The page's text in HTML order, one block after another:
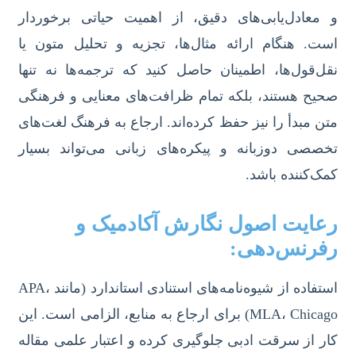
و معادل‌یابی‌های دقیق، از اهمیت حیاتی برخوردار
است. هنگام ارائه مثال‌ها، تجزیه و تحلیل متون یا
نقل‌قول‌ها، اطمینان حاصل کنید که ترجمه‌ها نه تنها
صحیح هستند، بلکه تمام ظرافت‌های معنایی و فرهنگی
متن مبدأ را نیز حفظ کرده‌اند. ارجاع به فرهنگ لغت‌های
تخصصی دوزبانه و پیکره‌های زبانی می‌تواند بسیار
کمک‌کننده باشد.
رعایت اصول نگارش آکادمیک و
رفرنس‌دهی:
استفاده از شیوه‌نامه‌های استنادی استاندارد (مانند APA،
MLA، Chicago) برای ارجاع به منابع، الزامی است. این
کار از سرقت ادبی جلوگیری کرده و اعتبار علمی مقاله